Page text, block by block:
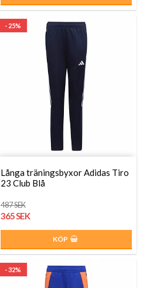
- 25%
Långa träningsbyxor Adidas Tiro
23 Club Blå
487 SEK
365 SEK
KÖP
- 32%